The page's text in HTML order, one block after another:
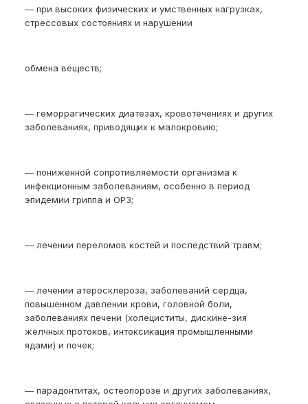
— при высоких физических и умственных нагрузках,
стрессовых состояниях и нарушении
обмена веществ;
— геморрагических диатезах, кровотечениях и других
заболеваниях, приводящих к малокровию;
— пониженной сопротивляемости организма к
инфекционным заболеваниям, особенно в период
эпидемии гриппа и ОРЗ;
— лечении переломов костей и последствий травм;
— лечении атеросклероза, заболеваний сердца,
повышенном давлении крови, головной боли,
заболеваниях печени (холециститы, дискине-зия
желчных протоков, интоксикация промышленными
ядами) и почек;
— парадонтитах, остеопорозе и других заболеваниях,